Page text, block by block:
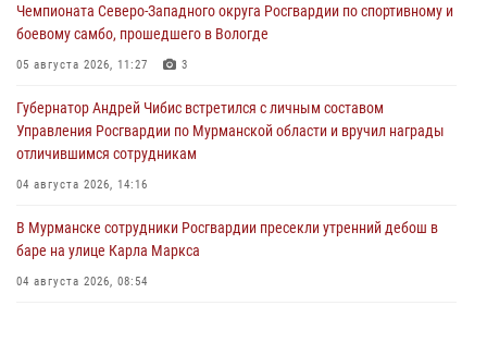
Чемпионата Северо-Западного округа Росгвардии по спортивному и
боевому самбо, прошедшего в Вологде
05 августа 2026, 11:27 3
Губернатор Андрей Чибис встретился с личным составом
Управления Росгвардии по Мурманской области и вручил награды
отличившимся сотрудникам
04 августа 2026, 14:16
В Мурманске сотрудники Росгвардии пресекли утренний дебош в
баре на улице Карла Маркса
04 августа 2026, 08:54